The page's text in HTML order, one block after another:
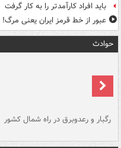
باید افراد کارآمدتر را به کار گرفت
عبور از خط قرمز ایران یعنی مرگ!
حوادث
رگبار و رعدوبرق در راه شمال کشور